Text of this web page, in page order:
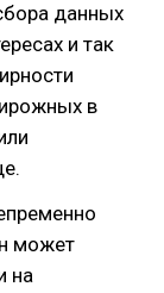
данных
и так
в
может
на